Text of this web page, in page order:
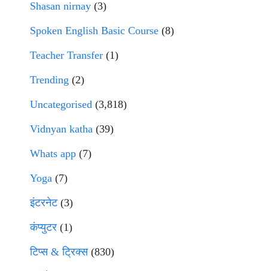
Shasan nirnay (3)
Spoken English Basic Course (8)
Teacher Transfer (1)
Trending (2)
Uncategorised (3,818)
Vidnyan katha (39)
Whats app (7)
Yoga (7)
इंटरनेट(3)
कंप्युटर (1)
टिप्स & ट्रिक्स(830)